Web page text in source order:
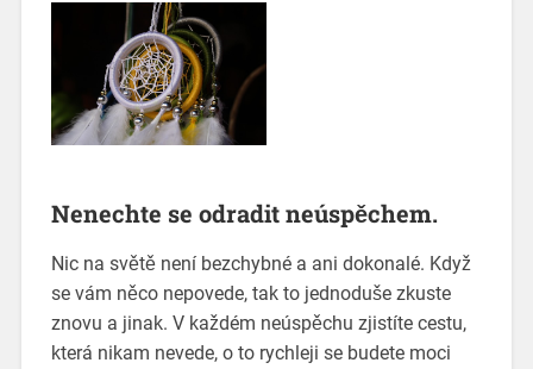
Nenechte se odradit neúspěchem.
Nic na světě není bezchybné a ani dokonalé. Když
se vám něco nepovede, tak to jednoduše zkuste
znovu a jinak. V každém neúspěchu zjistíte cestu,
která nikam nevede, o to rychleji se budete moci